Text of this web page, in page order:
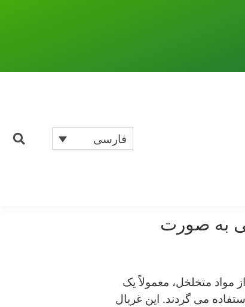
فارسی
به صورت
متخلخل، معمولاً یک
می گردند. این غربال